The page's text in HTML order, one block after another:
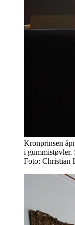
Kronprinsen
i gummistøvler.
Foto: Christian